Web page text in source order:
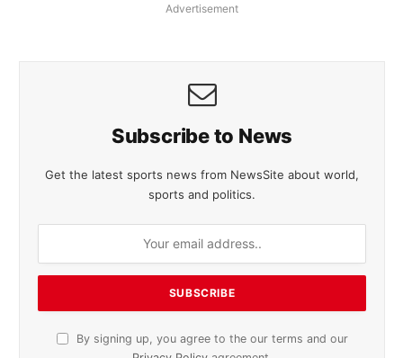
Advertisement
Subscribe to News
Get the latest sports news from NewsSite about world,
sports and politics.
By signing up, you agree to the our terms and our